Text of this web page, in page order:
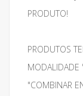
PRODUTO!
PRODUTOS
MODALIDADE
"COMBINAR